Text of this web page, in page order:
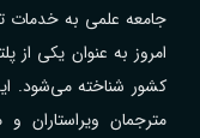
جامعه علمی به خدمات
امروز به عنوان یکی از
کشور شناخته می‌شود.
مترجمان